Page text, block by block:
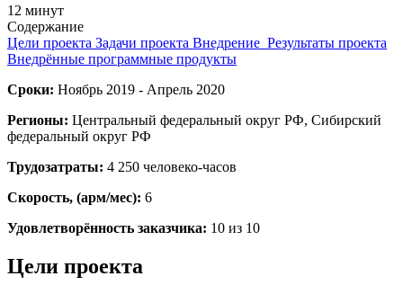
12 минут
Содержание
Цели проекта Задачи проекта Внедрение Результаты проекта
Внедрённые программные продукты
Сроки: Ноябрь 2019 - Апрель 2020
Регионы: Центральный федеральный округ РФ, Сибирский
федеральный округ РФ
Трудозатраты: 4 250 человеко-часов
Скорость, (арм/мес): 6
Удовлетворённость заказчика: 10 из 10
Цели проекта